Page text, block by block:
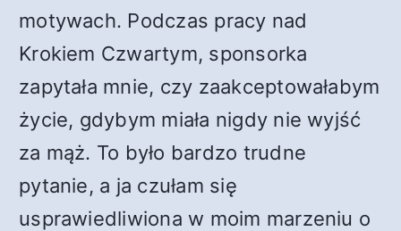
motywach. Podczas pracy nad
Krokiem Czwartym, sponsorka
zapytała mnie, czy zaakceptowałabym
życie, gdybym miała nigdy nie wyjść
za mąż. To było bardzo trudne
pytanie, a ja czułam się
usprawiedliwiona w moim marzeniu o